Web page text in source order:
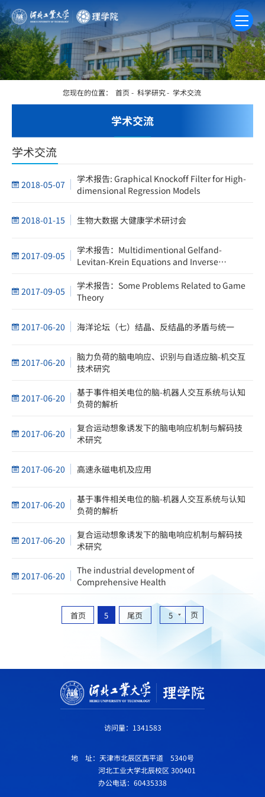
学术交流
您现在的位置： 首页 - 科学研究- 学术交流
学术交流
2018-05-07
学术报告: Graphical Knockoff Filter for High-
dimensional Regression Models
2018-01-15 生物大数据 大健康学术研讨会
2017-09-05
学术报告：Multidimentional Gelfand-
Levitan-Krein Equations and Inverse
2017-09-05
学术报告：Some Problems Related to Game
Theory
2017-06-20 海洋论坛（七）结晶、反结晶的矛盾与统一
2017-06-20
脑力负荷的脑电响应、识别与自适应脑-机交互
技术研究
2017-06-20
基于事件相关电位的脑-机器人交互系统与认知
负荷的解析
2017-06-20
复合运动想象诱发下的脑电响应机制与解码技
术研究
2017-06-20 高速永磁电机及应用
2017-06-20
基于事件相关电位的脑-机器人交互系统与认知
负荷的解析
2017-06-20
复合运动想象诱发下的脑电响应机制与解码技
术研究
2017-06-20
The industrial development of
Comprehensive Health
首页 5 尾页 5 页
访问量： 1341583
地 址：天津市北辰区西平道 5340号
河北工业大学北辰校区 300401
办公电话：60435338